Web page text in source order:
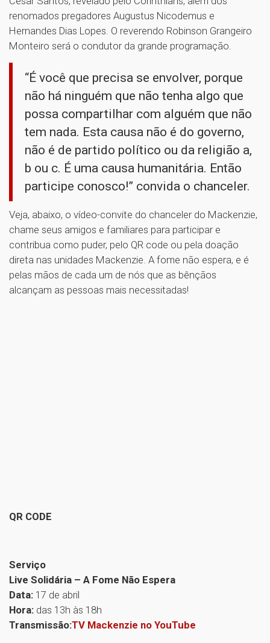
renomados pregadores Augustus Nicodemus e
Hernandes Dias Lopes. O reverendo Robinson Grangeiro
Monteiro será o condutor da grande programação.
“É você que precisa se envolver, porque
não há ninguém que não tenha algo que
possa compartilhar com alguém que não
tem nada. Esta causa não é do governo,
não é de partido político ou da religião a,
b ou c. É uma causa humanitária. Então
participe conosco!” convida o chanceler.
Veja, abaixo, o vídeo-convite do chanceler do Mackenzie,
chame seus amigos e familiares para participar e
contribua como puder, pelo QR code ou pela doação
direta nas unidades Mackenzie. A fome não espera, e é
pelas mãos de cada um de nós que as bênçãos
alcançam as pessoas mais necessitadas!
QR CODE
Serviço
Live Solidária – A Fome Não Espera
Data: 17 de abril
Hora: das 13h às 18h
Transmissão:TV Mackenzie no YouTube
1